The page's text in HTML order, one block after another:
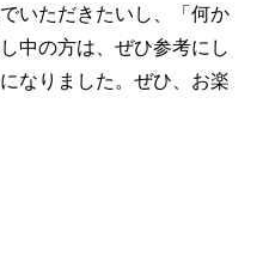
いただきたいし、「何か
中の方は、ぜひ参考にし
なりました。ぜひ、お楽